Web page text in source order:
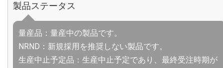
製品ステータス
量産品：量産中の製品です。
NRND：新規採用を推奨しない製品です。
生産中止予定品：生産中止予定であり、最終受注時期が